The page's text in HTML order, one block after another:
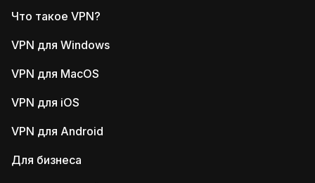
Что такое VPN?
VPN для Windows
VPN для MacOS
VPN для iOS
VPN для Android
Для бизнеса